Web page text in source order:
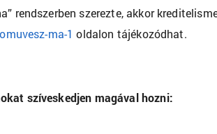
rendszerben szerezte, akkor
ma-1 oldalon tájékozódhat.
szíveskedjen magával hozni: